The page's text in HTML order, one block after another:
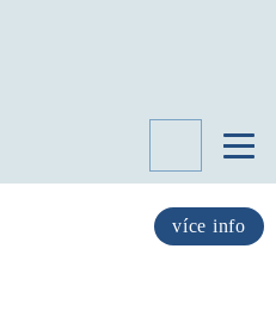
více info